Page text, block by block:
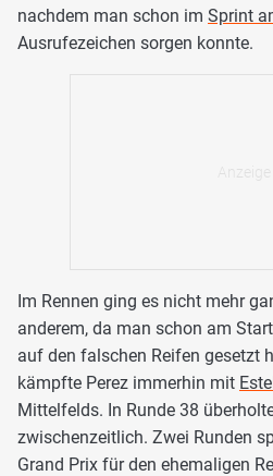
nachdem man schon im Sprint
Ausrufezeichen sorgen konnte.
Im Rennen ging es nicht mehr
anderem, da man schon am
auf den falschen Reifen gesetzt
kämpfte Perez immerhin mit
Mittelfelds. In Runde 38
zwischenzeitlich. Zwei Runden
Grand Prix für den ehemaligen